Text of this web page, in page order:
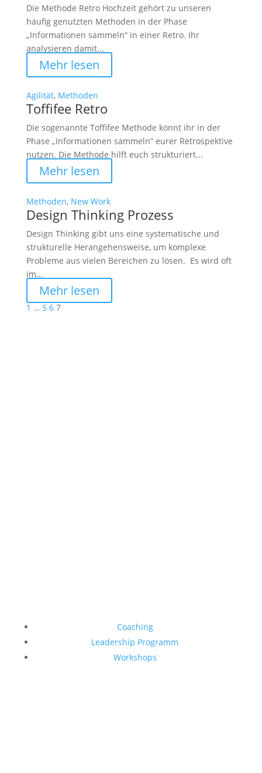
Die Methode Retro Hochzeit gehört zu unseren
häufig genutzten Methoden in der Phase
„Informationen sammeln“ in einer Retro. Ihr
analysieren damit...
Mehr lesen
Agilität, Methoden
Toffifee Retro
Die sogenannte Toffifee Methode könnt ihr in der
Phase „Informationen sammeln“ eurer Retrospektive
nutzen. Die Methode hilft euch strukturiert...
Mehr lesen
Methoden, New Work
Design Thinking Prozess
Design Thinking gibt uns eine systematische und
strukturelle Herangehensweise, um komplexe
Probleme aus vielen Bereichen zu lösen. Es wird oft
im...
Mehr lesen
1 … 5 6 7
Coaching
Leadership Programm
Workshops